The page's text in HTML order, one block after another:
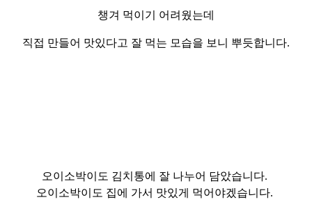
챙겨 먹이기 어려웠는데
직접 만들어 맛있다고 잘 먹는 모습을 보니 뿌듯합니다.
오이소박이도 김치통에 잘 나누어 담았습니다.
오이소박이도 집에 가서 맛있게 먹어야겠습니다.